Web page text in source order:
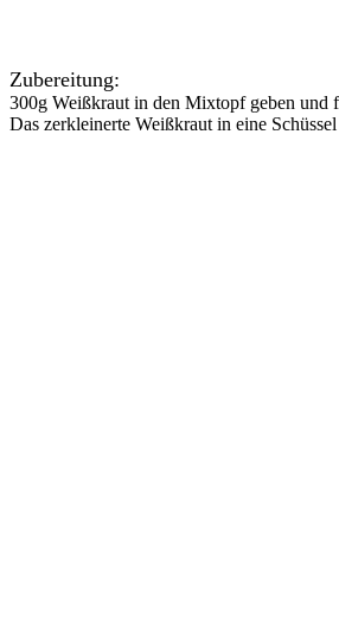
Zubereitung:
300g Weißkraut in den Mixtopf geben und
Das zerkleinerte Weißkraut in eine